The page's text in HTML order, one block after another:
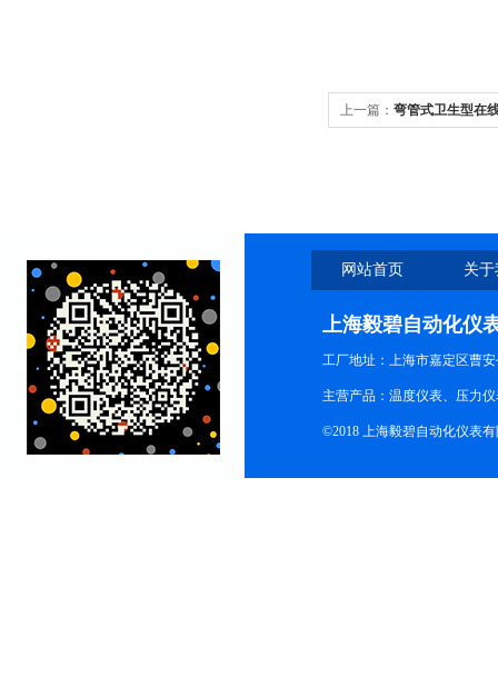
上一篇： 弯管式卫生型在
网站首页 关
上海毅碧自动化仪
工厂地址：上海市嘉定区曹安
主营产品：温度仪表、压力
©2018 上海毅碧自动化仪表